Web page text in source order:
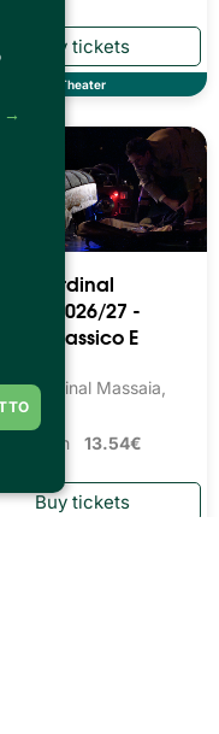
Theater
Cardinal
2026/27 -
Classico E
Cardinal Massaia,
from 13.54€
→